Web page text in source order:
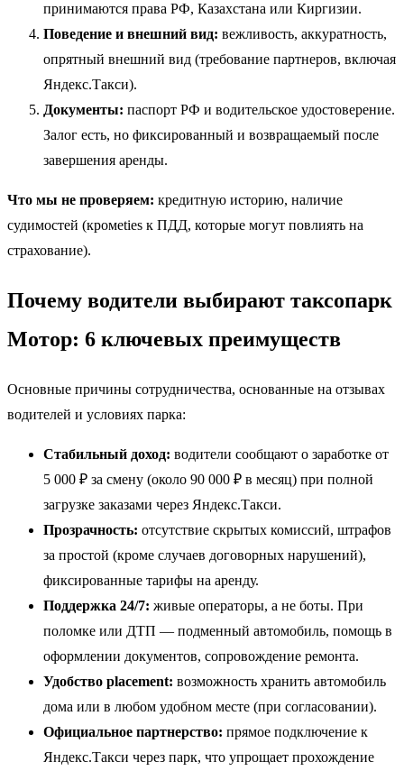
принимаются права РФ, Казахстана или Киргизии.
Поведение и внешний вид: вежливость, аккуратность,
опрятный внешний вид (требование партнеров, включая
Яндекс.Такси).
Документы: паспорт РФ и водительское удостоверение.
Залог есть, но фиксированный и возвращаемый после
завершения аренды.
Что мы не проверяем: кредитную историю, наличие
судимостей (кромеties к ПДД, которые могут повлиять на
страхование).
Почему водители выбирают таксопарк
Мотор: 6 ключевых преимуществ
Основные причины сотрудничества, основанные на отзывах
водителей и условиях парка:
Стабильный доход: водители сообщают о заработке от
5 000 ₽ за смену (около 90 000 ₽ в месяц) при полной
загрузке заказами через Яндекс.Такси.
Прозрачность: отсутствие скрытых комиссий, штрафов
за простой (кроме случаев договорных нарушений),
фиксированные тарифы на аренду.
Поддержка 24/7: живые операторы, а не боты. При
поломке или ДТП — подменный автомобиль, помощь в
оформлении документов, сопровождение ремонта.
Удобство placement: возможность хранить автомобиль
дома или в любом удобном месте (при согласовании).
Официальное партнерство: прямое подключение к
Яндекс.Такси через парк, что упрощает прохождение